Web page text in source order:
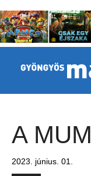
A
2023. június. 01.